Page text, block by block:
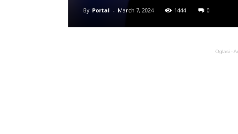
By Portal - March 7, 2024 1444 0
Oglasi -